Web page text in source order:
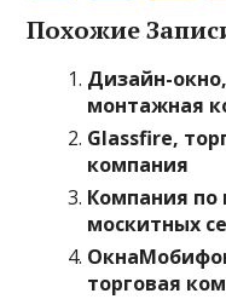
Похожие
Дизайн-
монтажная
Glassfire,
компания
Компания по
москитных
торговая